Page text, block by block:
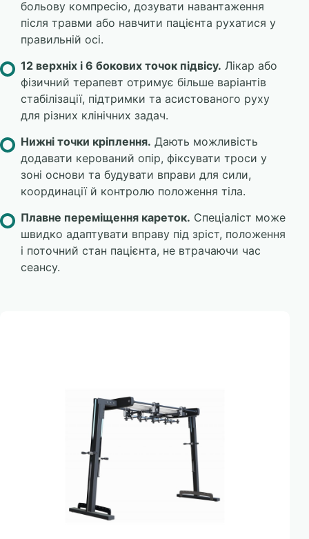
больову компресію, дозувати навантаження
після травми або навчити пацієнта рухатися у
правильній осі.
12 верхніх і 6 бокових точок підвісу. Лікар або
фізичний терапевт отримує більше варіантів
стабілізації, підтримки та асистованого руху
для різних клінічних задач.
Нижні точки кріплення. Дають можливість
додавати керований опір, фіксувати троси у
зоні основи та будувати вправи для сили,
координації й контролю положення тіла.
Плавне переміщення кареток. Спеціаліст може
швидко адаптувати вправу під зріст, положення
і поточний стан пацієнта, не втрачаючи час
сеансу.